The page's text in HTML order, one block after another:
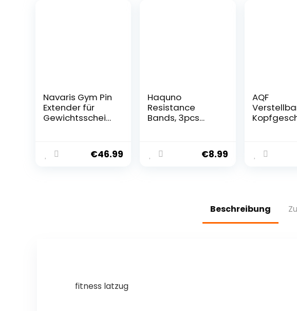
Navaris Gym Pin
Extender für
Gewichtsscheib
Kraftstation –
Magnet Stift Ø 8
€46.99
Haquno
Resistance
Bands, 3pcs
Widerstandsbän
der Set mit
Trainingsband,
für Hüfte Beine
€8.99
AQF
Kette
Beschreibung
fitness latzug